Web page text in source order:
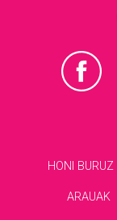
HONI BURUZ
ARAUAK